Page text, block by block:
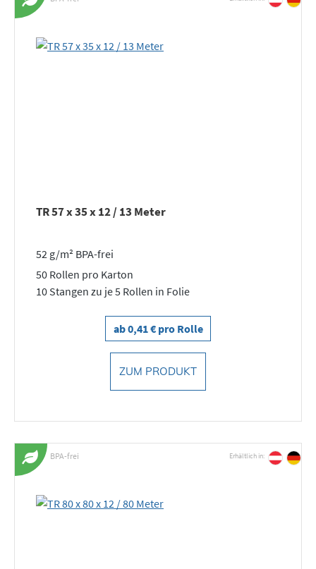
TR 57 x 35 x 12 / 13 Meter
52 g/m² BPA-frei
50 Rollen pro Karton
10 Stangen zu je 5 Rollen in Folie
ab 0,41 € pro Rolle
ZUM PRODUKT
BPA-frei Erhältlich in: